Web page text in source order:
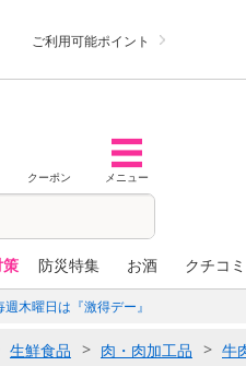
ご利用可能ポイント
クーポン メニュー
防災特集 お酒 クチコ
木曜日は『激得デー』
生鮮食品 肉・肉加工品 牛